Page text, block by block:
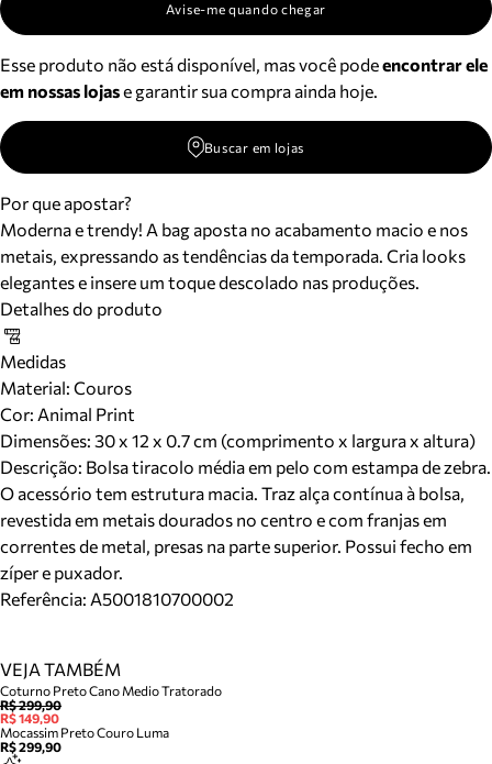
Avise-me quando chegar
Esse produto não está disponível, mas você podeencontrar ele
em nossas lojase garantir sua compra ainda hoje.
Buscar em lojas
Por que apostar?
Moderna e trendy! A bag aposta no acabamento macio e nos
metais, expressando as tendências da temporada. Cria looks
elegantes e insere um toque descolado nas produções.
Detalhes do produto
Medidas
Material: Couros
Cor: Animal Print
Dimensões: 30 x 12 x 0.7 cm (comprimento x largura x altura)
Descrição: Bolsa tiracolo média em pelo com estampa de zebra.
O acessório tem estrutura macia. Traz alça contínua à bolsa,
revestida em metais dourados no centro e com franjas em
correntes de metal, presas na parte superior. Possui fecho em
zíper e puxador.
Referência: A5001810700002
VEJA TAMBÉM
Coturno Preto Cano Medio Tratorado
R$ 299,90
R$ 149,90
Mocassim Preto Couro Luma
R$ 299,90